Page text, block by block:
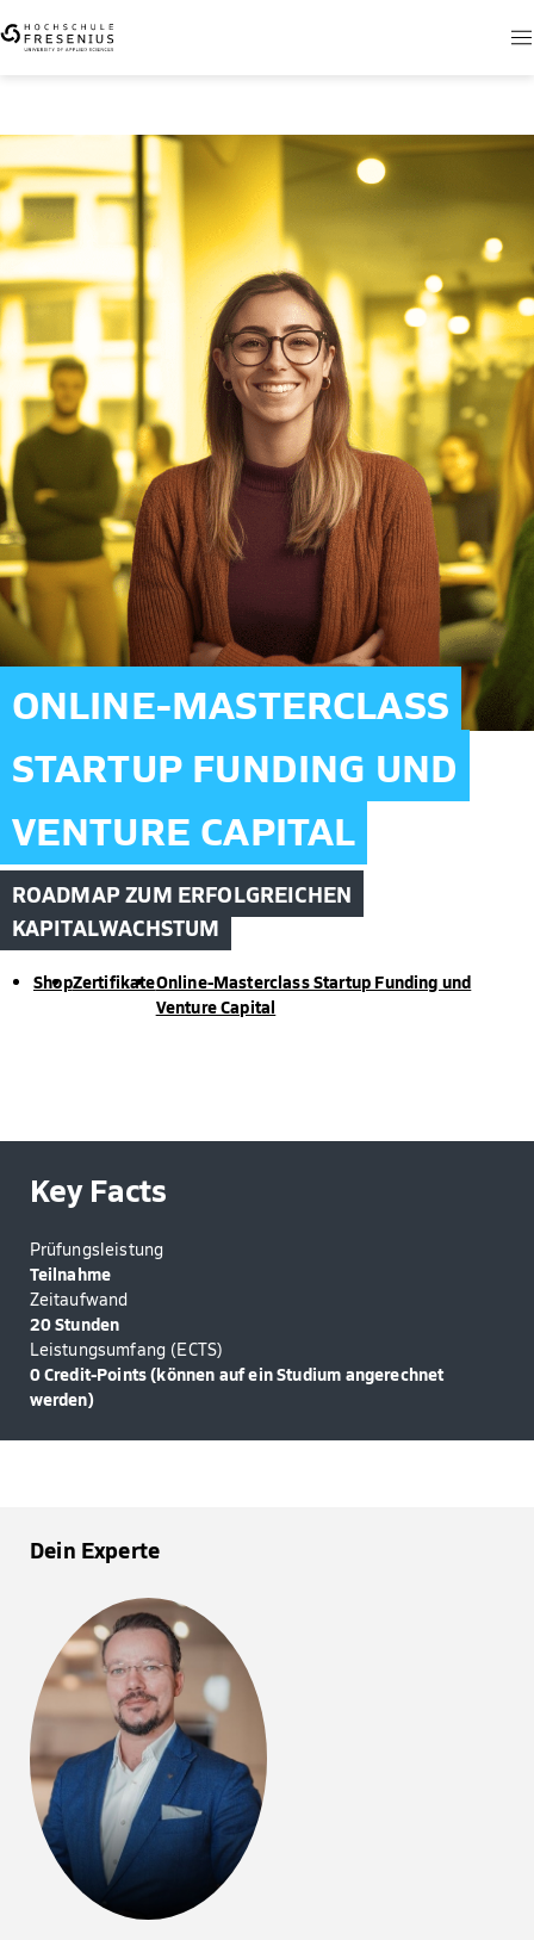
ONLINE-MASTERCLASS
STARTUP FUNDING UND
VENTURE CAPITAL
ROADMAP ZUM ERFOLGREICHEN
KAPITALWACHSTUM
ShopZertifikateOnline-Masterclass Startup Funding und
Venture Capital
Key Facts
Prüfungsleistung
Teilnahme
Zeitaufwand
20 Stunden
Leistungsumfang (ECTS)
0 Credit-Points (können auf ein Studium angerechnet
werden)
Dein Experte